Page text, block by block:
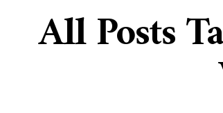
All Posts